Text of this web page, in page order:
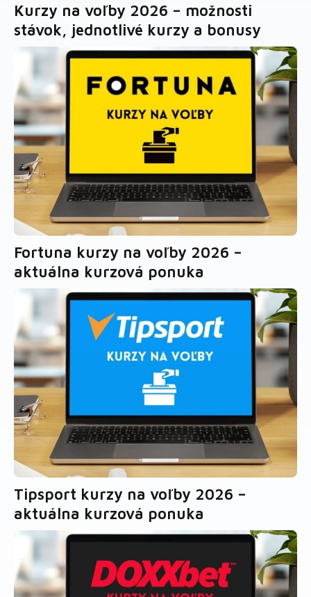
Kurzy na voľby 2026 – možnosti
stávok, jednotlivé kurzy a bonusy
Fortuna kurzy na voľby 2026 –
aktuálna kurzová ponuka
Tipsport kurzy na voľby 2026 –
aktuálna kurzová ponuka